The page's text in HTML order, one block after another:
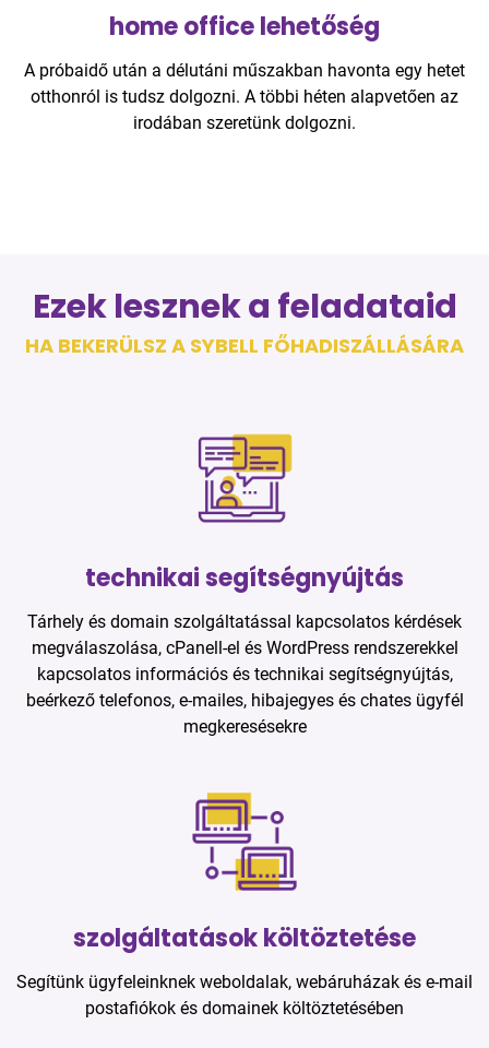
home office lehetőség
A próbaidő után a délutáni műszakban havonta egy hetet
otthonról is tudsz dolgozni. A többi héten alapvetően az
irodában szeretünk dolgozni.
Ezek lesznek a feladataid
HA BEKERÜLSZ A SYBELL FŐHADISZÁLLÁSÁRA
technikai segítségnyújtás
Tárhely és domain szolgáltatással kapcsolatos kérdések
megválaszolása, cPanell-el és WordPress rendszerekkel
kapcsolatos információs és technikai segítségnyújtás,
beérkező telefonos, e-mailes, hibajegyes és chates ügyfél
megkeresésekre
szolgáltatások költöztetése
Segítünk ügyfeleinknek weboldalak, webáruházak és e-mail
postafiókok és domainek költöztetésében